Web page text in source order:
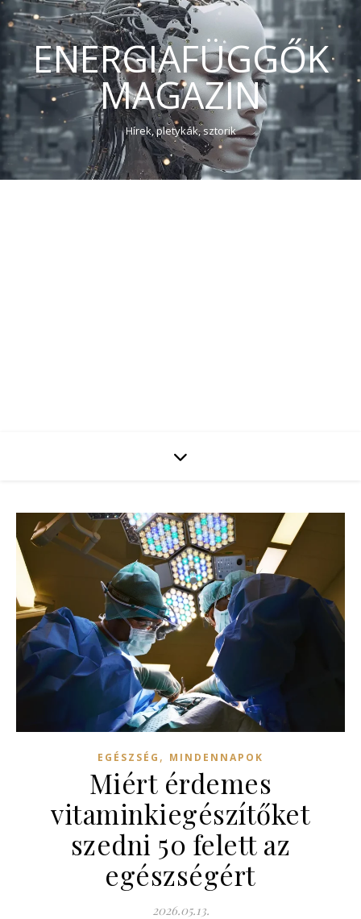
ENERGIAFÜGGŐK
MAGAZIN
Hírek, pletykák, sztorik
EGÉSZSÉG , MINDENNAPOK
Miért érdemes
vitaminkiegészítőket
szedni 50 felett az
egészségért
2026.05.13.